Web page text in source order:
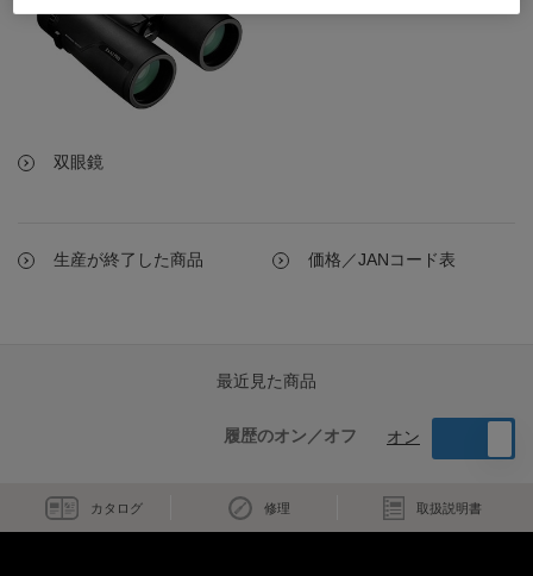
双眼鏡
生産が終了した商品 価格／JANコード表
最近見た商品
履歴のオン／オフ オン
カタログ 修理 取扱説明書